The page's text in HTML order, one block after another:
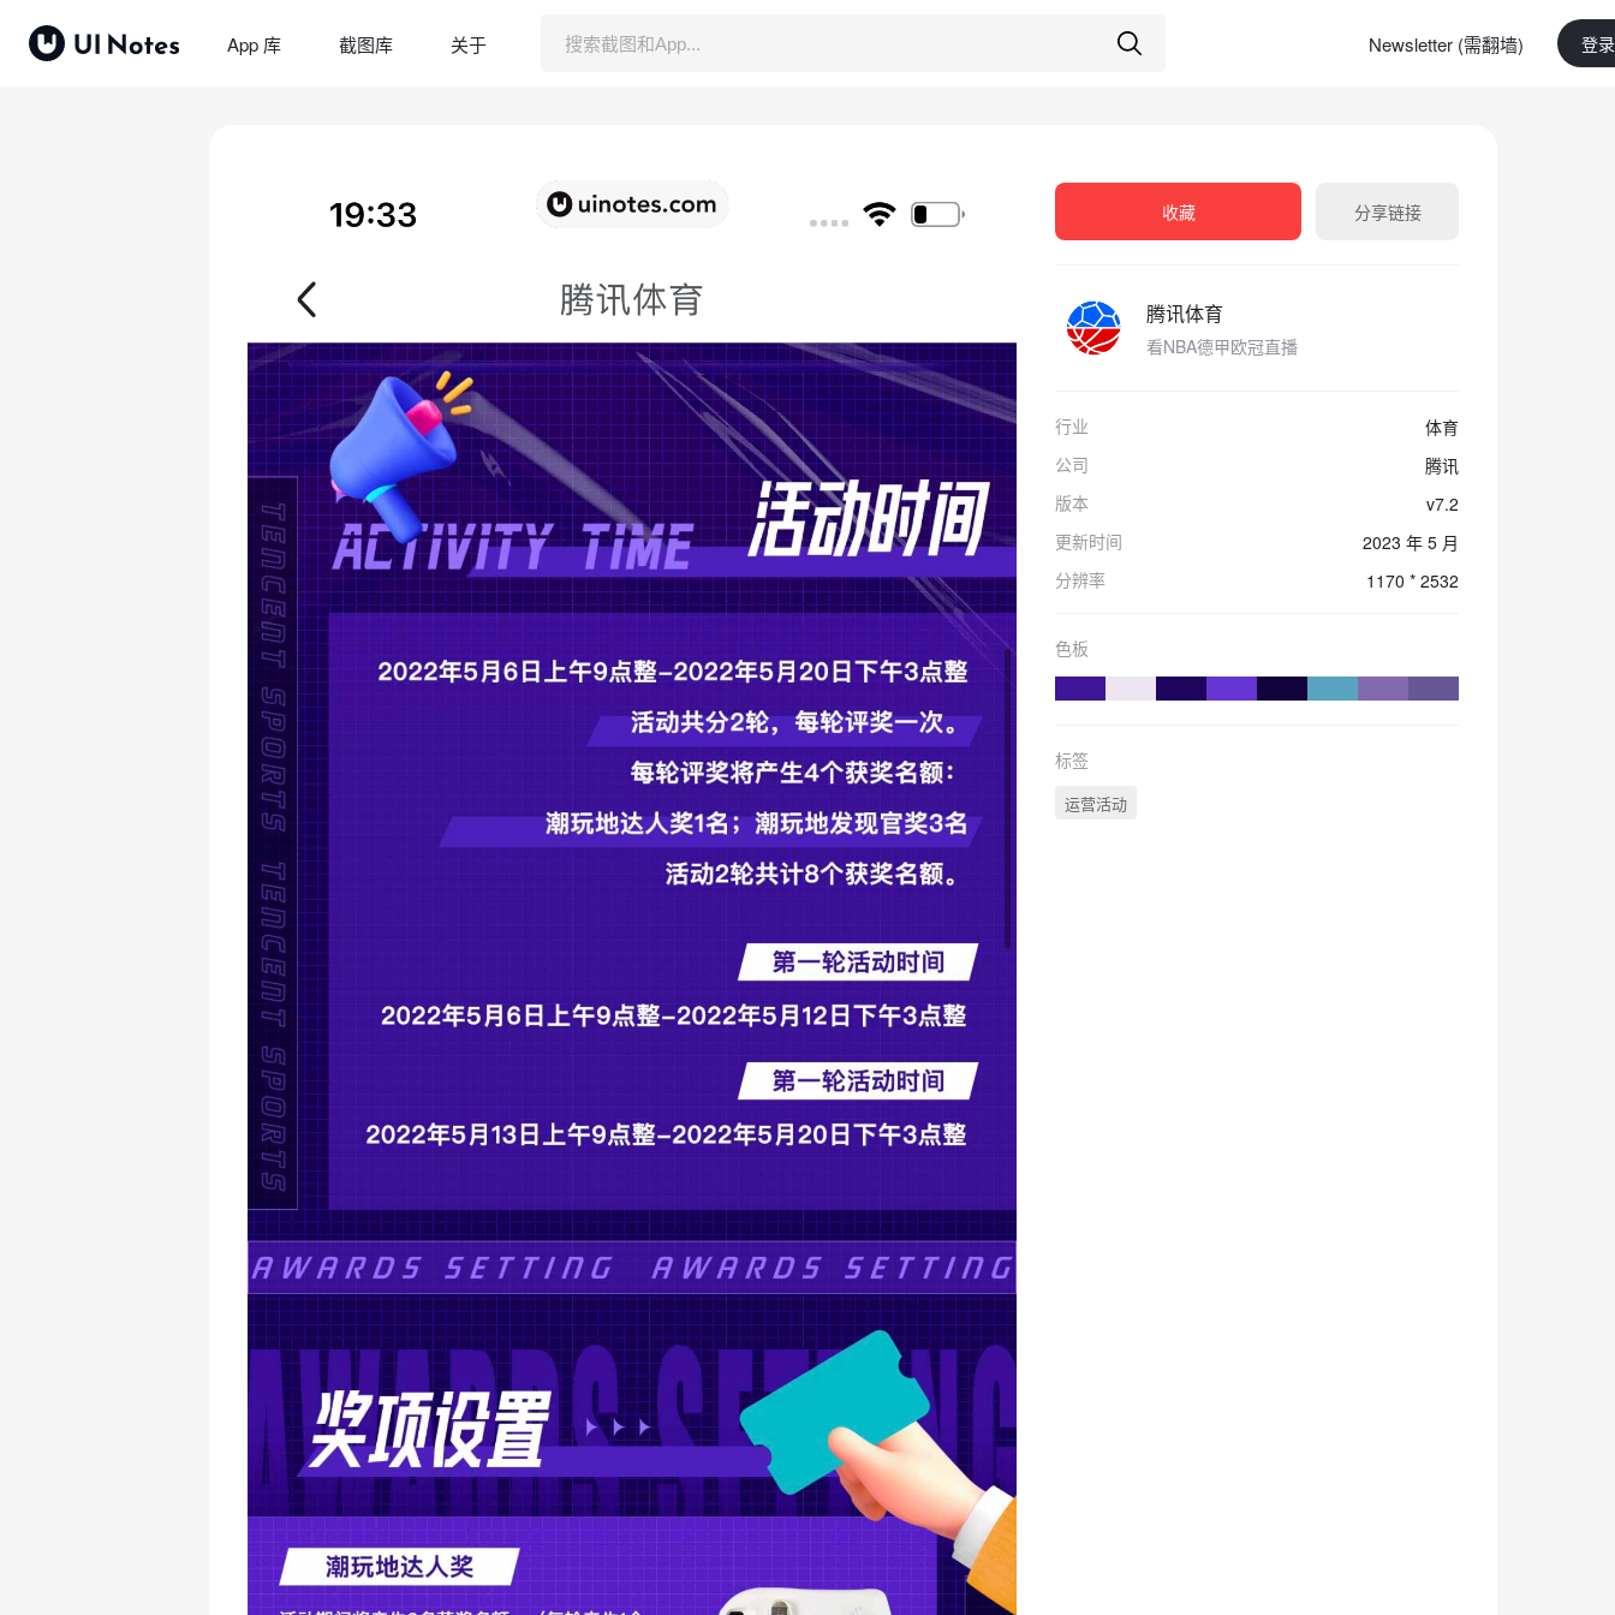
App 库 截图库 关于 Newsletter (需翻墙) 登
收藏 分享链接
腾讯体育
看NBA德甲欧冠直播
行业
体育
公司
腾讯
版本
v7.2
更新时间
2023 年 5 月
分辨率
1170 * 2532
色板
标签
运营活动